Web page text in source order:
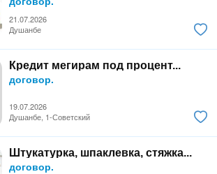
21.07.2026
Душанбе
Кредит мегирам под процент...
договор.
19.07.2026
Душанбе, 1-Советский
Штукатурка, шпаклевка, стяжка...
договор.